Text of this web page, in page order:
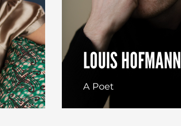
LOUIS HOFMANN
A Poet